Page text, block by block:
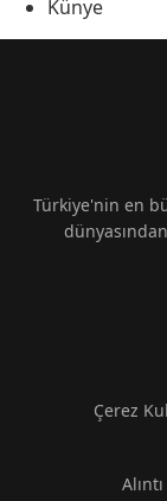
Künye
Türkiye'nin en
Çerez